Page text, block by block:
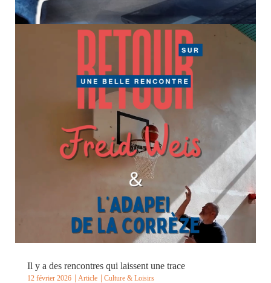
Rencontre avec ceux qui comptent – Valérie, service
Culture & Loisirs
Aujourd’hui, Valérie, du PCPE TSA (Pôle de Compétences et
de Prestations Externalisées pour les personnes avec un
Trouble du Spectre de l’Autisme), nous ouvre les portes de son
quotidien professionnel ! Le PCPE TSA est pensé pour
accompagner les enfants et adultes...
Il y a des rencontres qui laissent une trace
12 février 2026 Article Culture & Loisirs